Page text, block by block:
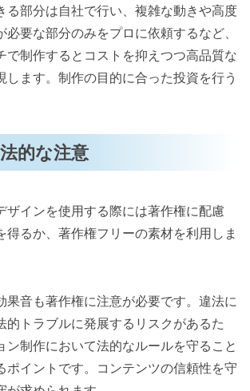
部分は自社で行い、複雑な動きや高度
必要な部分のみをプロに依頼するなど、
で制作するとコストを抑えつつ高品質な
します。制作の目的に合った投資を行う
的な注意
インを使用する際には著作権に配慮
得るか、著作権フリーの素材を利用しま
音も著作権に注意が必要です。違法に
的トラブルに発展するリスクがあるた
ン制作において法的なルールを守ること
ポイントです。コンテンツの信頼性を守